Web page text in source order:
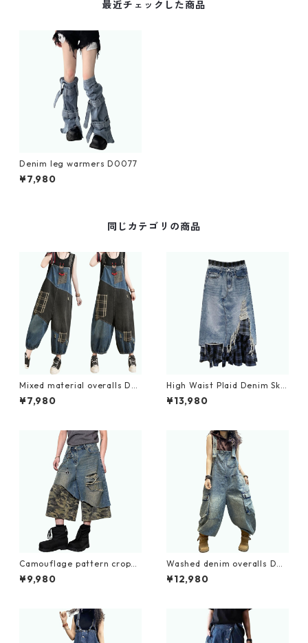
最近チェックした商品
Denim leg warmers D0077
¥7,980
同じカテゴリの商品
Mixed material overalls D0
082
¥7,980
High Waist Plaid Denim Skir
t D0056
¥13,980
Camouflage pattern croppe
d wide denim jeans D0100
¥9,980
Washed denim overalls D02
34
¥12,980